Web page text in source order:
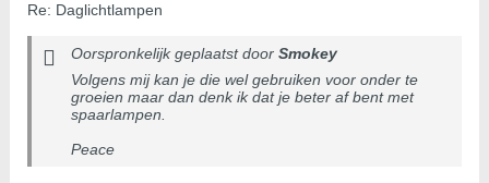
Re: Daglichtlampen
Oorspronkelijk geplaatst door Smokey
Volgens mij kan je die wel gebruiken voor onder te
groeien maar dan denk ik dat je beter af bent met
spaarlampen.
Peace